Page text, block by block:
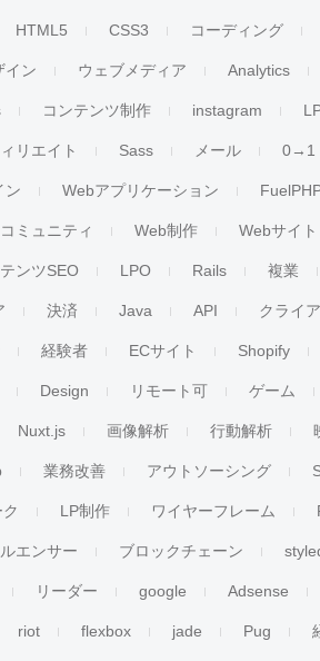
HTML5 CSS3 コーディング
イン ウェブメディア Analytics
コンテンツ制作 instagram
リエイト Sass メール 0→1
ン Webアプリケーション
コミュニティ Web制作 Webサイト
ンツSEO LPO Rails 複業
決済 Java API クライ
経験者 ECサイト Shopify
Design リモート可 ゲーム
Nuxt.js 画像解析 行動解析
業務改善 アウトソーシング
LP制作 ワイヤーフレーム
エンサー ブロックチェーン
リーダー google Adsense
riot flexbox jade Pug